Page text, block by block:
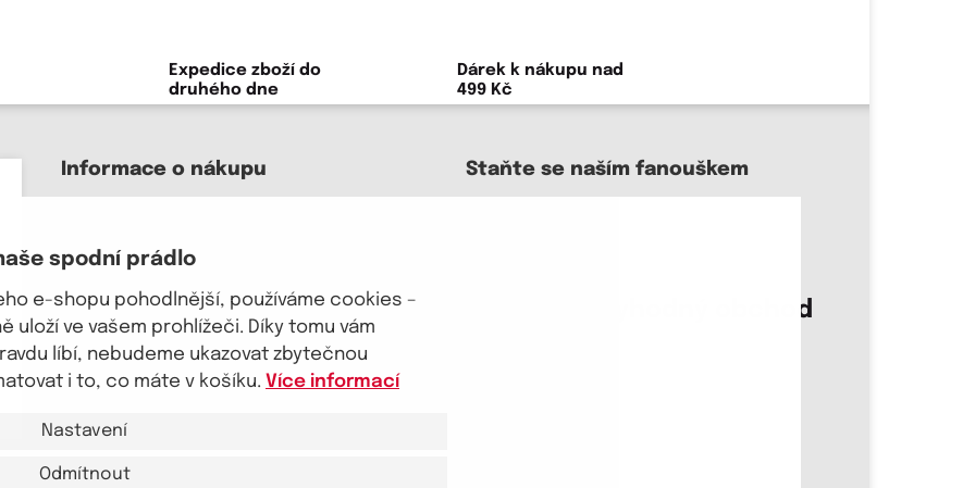
spodní prádlo
e-shopu pohodlnější, používáme cookies –
ve vašem prohlížeči. Díky tomu vám
líbí, nebudeme ukazovat zbytečnou
i to, co máte v košíku. Více informací
Nastavení
Odmítnout
Expedice zboží do
druhého dne
Dárek k nákupu nad
499 Kč
Informace o nákupu
Kariéra
Doprava, platba
Velkoobchod
Vrácení zboží, reklamace
Obchodní podmínky
Staňte se naším fanouškem
Jsme důvěryhodný obchod